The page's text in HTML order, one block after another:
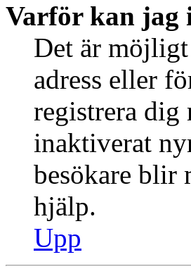
Varför kan jag
Det är
adress eller
registrera dig
inaktiverat
besökare blir
hjälp.
Upp